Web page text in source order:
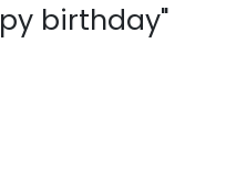
birthday"